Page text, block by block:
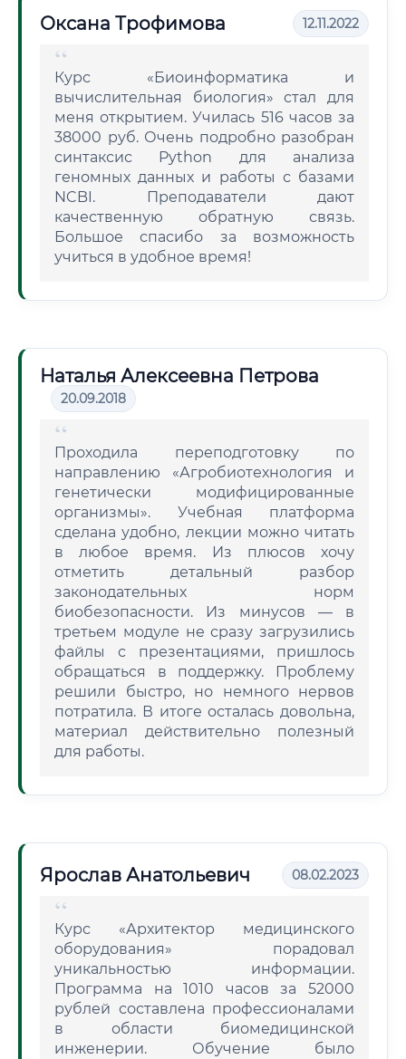
Оксана Трофимова 12.11.2022
Курс «Биоинформатика и
вычислительная биология» стал для
меня открытием. Училась 516 часов за
38000 руб. Очень подробно разобран
синтаксис Python для анализа
геномных данных и работы с базами
NCBI. Преподаватели дают
качественную обратную связь.
Большое спасибо за возможность
учиться в удобное время!
Наталья Алексеевна Петрова
20.09.2018
Проходила переподготовку по
направлению «Агробиотехнология и
генетически модифицированные
организмы». Учебная платформа
сделана удобно, лекции можно читать
в любое время. Из плюсов хочу
отметить детальный разбор
законодательных норм
биобезопасности. Из минусов — в
третьем модуле не сразу загрузились
файлы с презентациями, пришлось
обращаться в поддержку. Проблему
решили быстро, но немного нервов
потратила. В итоге осталась довольна,
материал действительно полезный
для работы.
Ярослав Анатольевич 08.02.2023
Курс «Архитектор медицинского
оборудования» порадовал
уникальностью информации.
Программа на 1010 часов за 52000
рублей составлена профессионалами
в области биомедицинской
инженерии. Обучение было